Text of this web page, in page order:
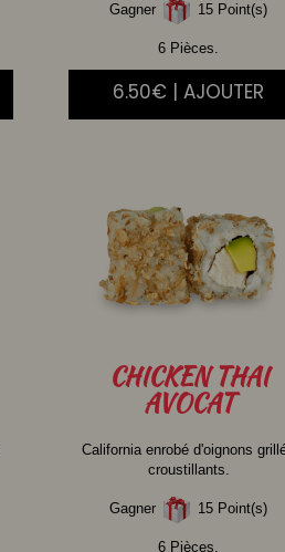
Gagner 15 Point(s)
6 Pièces.
6.50€ | AJOUTER
CHICKENTHAI
AVOCAT
California enrobé d'oignons
croustillants.
Gagner 15 Point(s)
6 Pièces.